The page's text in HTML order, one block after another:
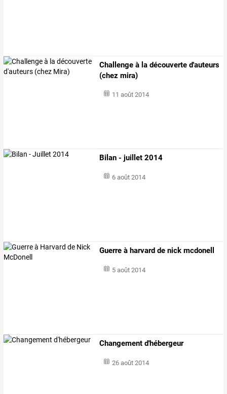
Challenge à la découverte d'auteurs
(chez mira)
11 août 2014
Bilan - juillet 2014
6 août 2014
Guerre à harvard de nick mcdonell
5 août 2014
Changement d'hébergeur
26 août 2014